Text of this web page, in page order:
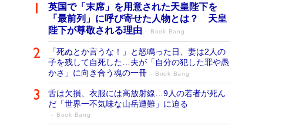
英国で「末席」を用意された天皇陛下を
「最前列」に呼び寄せた人物とは？ 天皇
陛下が尊敬される理由
Book Bang
「死ぬとか言うな！」と怒鳴った日、妻は2人の
子を残して自死した…夫が「自分の犯した罪や愚
かさ」に向き合う魂の一冊
Book Bang
舌は欠損、衣服には高放射線…9人の若者が死ん
だ「世界一不気味な山岳遭難」に迫る
Book Bang